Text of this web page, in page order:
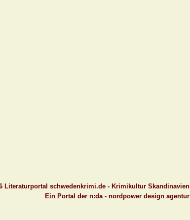
Literaturportal schwedenkrimi.de - Krimikultur Skandinavien
Ein Portal der n:da - nordpower design agentur